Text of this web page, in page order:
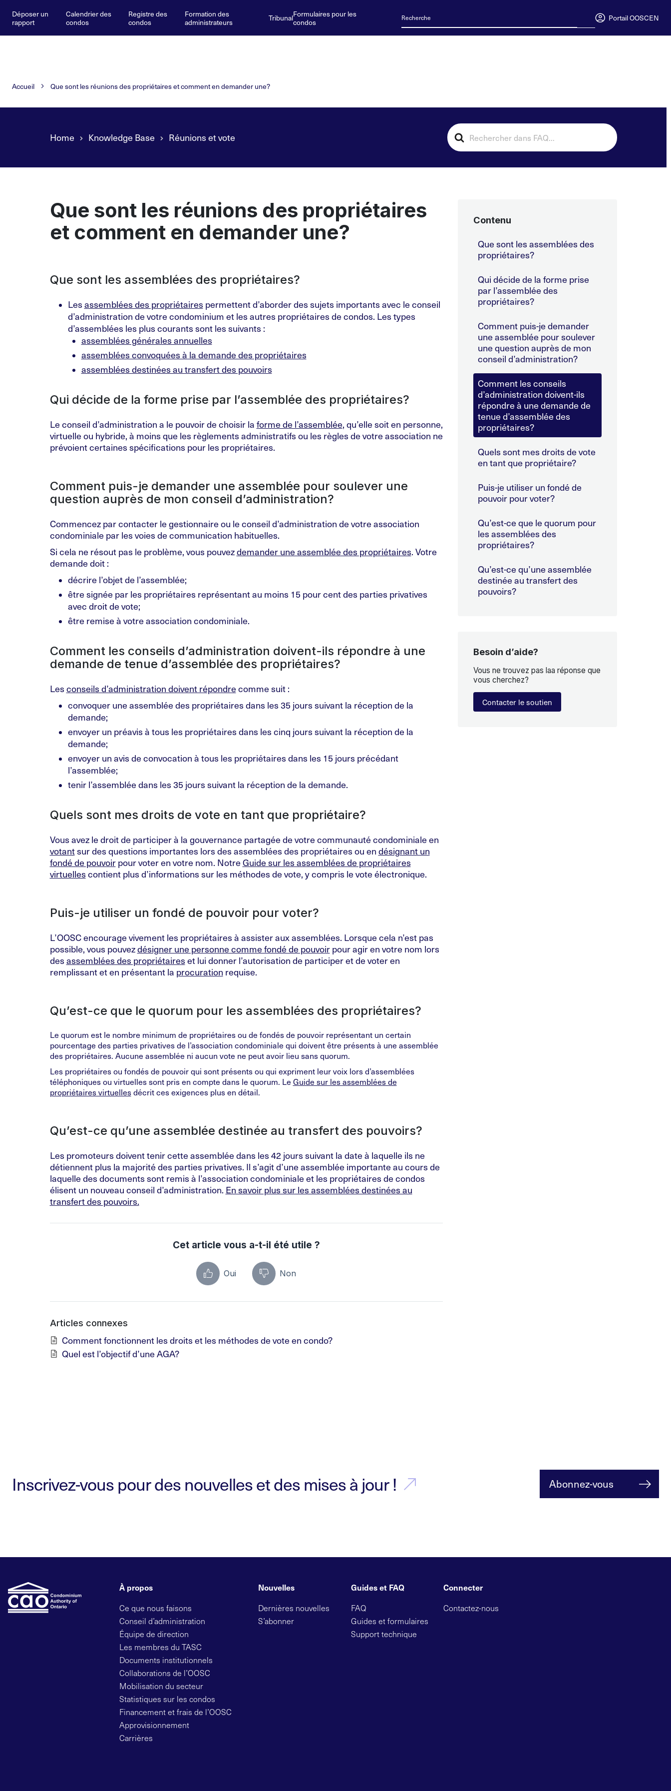
Déposer un
rapport
Calendrier des
condos
Registre des
condos
Formation des
administrateurs
TribunalFormulaires pour les
condos
Portail OOSCEN
Accueil Que sont les réunions des propriétaires et comment en demander une?
Search
For
Home Knowledge Base Réunions et vote
Que sont les réunions des propriétaires
et comment en demander une?
Que sont les assemblées des propriétaires?
Les assemblées des propriétaires permettent d’aborder des sujets importants avec le conseil
d’administration de votre condominium et les autres propriétaires de condos. Les types
d’assemblées les plus courants sont les suivants :
assemblées générales annuelles
assemblées convoquées à la demande des propriétaires
assemblées destinées au transfert des pouvoirs
Qui décide de la forme prise par l’assemblée des propriétaires?
Le conseil d’administration a le pouvoir de choisir la forme de l’assemblée, qu’elle soit en personne,
virtuelle ou hybride, à moins que les règlements administratifs ou les règles de votre association ne
prévoient certaines spécifications pour les propriétaires.
Comment puis-je demander une assemblée pour soulever une
question auprès de mon conseil d’administration?
Commencez par contacter le gestionnaire ou le conseil d’administration de votre association
condominiale par les voies de communication habituelles.
Si cela ne résout pas le problème, vous pouvezdemander une assemblée des propriétaires. Votre
demande doit :
décrire l’objet de l’assemblée;
être signée par les propriétaires représentant au moins 15 pour cent des parties privatives
avec droit de vote;
être remise à votre association condominiale.
Comment les conseils d’administration doivent-ils répondre à une
demande de tenue d’assemblée des propriétaires?
Les conseils d’administration doivent répondrecomme suit :
convoquer une assemblée des propriétaires dans les 35 jours suivant la réception de la
demande;
envoyer un préavis à tous les propriétaires dans les cinq jours suivant la réception de la
demande;
envoyer un avis de convocation à tous les propriétaires dans les 15 jours précédant
l’assemblée;
tenir l’assemblée dans les 35 jours suivant la réception de la demande.
Quels sont mes droits de vote en tant que propriétaire?
Vous avez le droit de participer à la gouvernance partagée de votre communauté condominiale en
votantsur des questions importantes lors des assemblées des propriétaires ou en désignant un
fondé de pouvoirpour voter en votre nom. NotreGuide sur les assemblées de propriétaires
virtuelles contient plus d’informations sur les méthodes de vote, y compris le vote électronique.
Puis-je utiliser un fondé de pouvoir pour voter?
L’OOSC encourage vivement les propriétaires à assister aux assemblées. Lorsque cela n’est pas
possible, vous pouvezdésigner une personne comme fondé de pouvoirpour agir en votre nom lors
des assemblées des propriétaires et lui donner l’autorisation de participer et de voter en
remplissant et en présentant la procuration requise.
Qu’est-ce que le quorum pour les assemblées des propriétaires?
Le quorum est le nombre minimum de propriétaires ou de fondés de pouvoir représentant un certain
pourcentage des parties privatives de l’association condominiale qui doivent être présents à une assemblée
des propriétaires. Aucune assemblée ni aucun vote ne peut avoir lieu sans quorum.
Les propriétaires ou fondés de pouvoir qui sont présents ou qui expriment leur voix lors d’assemblées
téléphoniques ou virtuelles sont pris en compte dans le quorum. Le Guide sur les assemblées de
propriétaires virtuellesdécrit ces exigences plus en détail.
Qu’est-ce qu’une assemblée destinée au transfert des pouvoirs?
Les promoteurs doivent tenir cette assemblée dans les 42 jours suivant la date à laquelle ils ne
détiennent plus la majorité des parties privatives. Il s’agit d’une assemblée importante au cours de
laquelle des documents sont remis à l’association condominiale et les propriétaires de condos
élisent un nouveau conseil d’administration. En savoir plus sur les assemblées destinées au
transfert des pouvoirs.
Cet article vous a-t-il été utile ?
Oui Non
Articles connexes
Comment fonctionnent les droits et les méthodes de vote en condo?
Quel est l’objectif d’une AGA?
Contenu
Que sont les assemblées des
propriétaires?
Qui décide de la forme prise
par l’assemblée des
propriétaires?
Comment puis-je demander
une assemblée pour soulever
une question auprès de mon
conseil d’administration?
Comment les conseils
d’administration doivent-ils
répondre à une demande de
tenue d’assemblée des
propriétaires?
Quels sont mes droits de vote
en tant que propriétaire?
Puis-je utiliser un fondé de
pouvoir pour voter?
Qu’est-ce que le quorum pour
les assemblées des
propriétaires?
Qu’est-ce qu’une assemblée
destinée au transfert des
pouvoirs?
Besoin d’aide?
Vous ne trouvez pas laa réponse que
vous cherchez?
Contacter le soutien
Inscrivez-vous pour des nouvelles et des mises à jour ! Abonnez-vous
À propos
Ce que nous faisons
Conseil d’administration
Équipe de direction
Les membres du TASC
Documents institutionnels
Collaborations de l’OOSC
Mobilisation du secteur
Statistiques sur les condos
Financement et frais de l’OOSC
Approvisionnement
Carrières
Nouvelles
Dernières nouvelles
S’abonner
Guides et FAQ
FAQ
Guides et formulaires
Support technique
Connecter
Contactez-nous